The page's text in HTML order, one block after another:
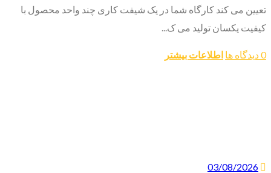
تعیین می کند کارگاه شما در یک شیفت کاری چند واحد محصول با
کیفیت یکسان تولید می ک...
0 دیدگاه ها اطلاعات بیشتر
03/08/2026